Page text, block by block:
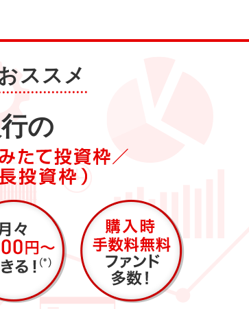
ススメ
の